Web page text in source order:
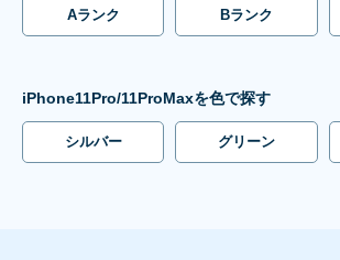
Aランク Bランク
iPhone11Pro/11ProMaxを色で探す
シルバー グリーン